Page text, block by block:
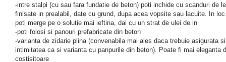
-intre stalpi (cu sau fara fundatie de beton) poti inchide cu scanduri de
finisate in prealabil, date cu grund, dupa acea vopsite sau lacuite. In
poti merge pe o solutie mai ieftina, dai cu un strat de ulei de in
-poti folosi si panouri prefabricate din beton
-varianta de zidarie plina (convenabila mai ales daca trebuie asigurata si
intimitatea ca si varianta cu panpurile din beton). Poate fi mai eleganta
costisitoare